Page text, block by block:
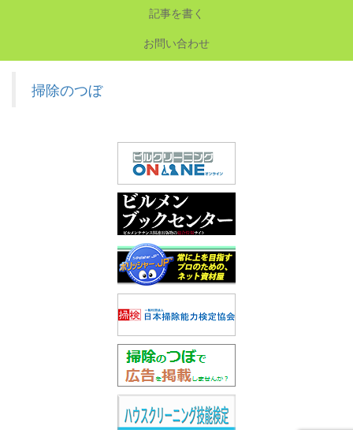
記事を書く
お問い合わせ
掃除のつぼ